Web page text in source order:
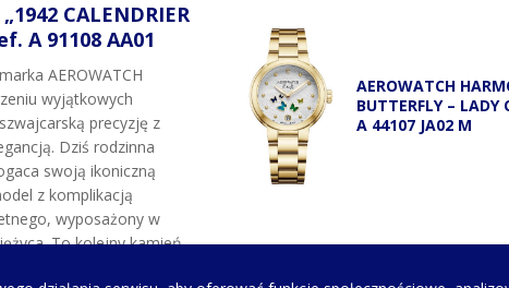
CALENDRIER
A 91108 AA01
AEROWATCH
wyjątkowych
precyzję z
Dziś rodzinna
swoją ikoniczną
z komplikacją
wyposażony w
To kolejny kamień
AEROWATCH
BUTTERFLY – LADY
A 44107 JA02 M